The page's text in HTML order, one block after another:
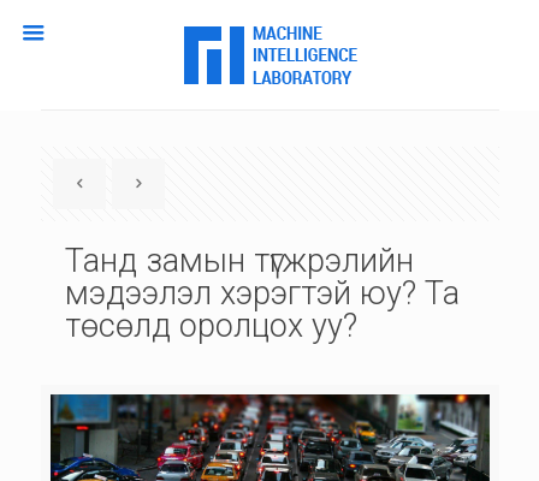
Танд замын түгжрэлийн
мэдээлэл хэрэгтэй юу? Та
төсөлд оролцох уу?